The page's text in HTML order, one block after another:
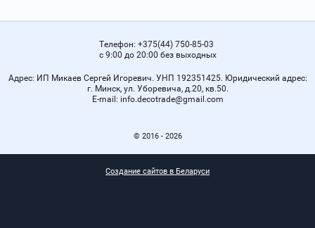
Телефон: +375(44) 750-85-03
с 9:00 до 20:00 без выходных
Адрес: ИП Микаев Сергей Игоревич. УНП 192351425. Юридический адрес:
г. Минск, ул. Уборевича, д.20, кв.50.
Е-mail: info.decotrade@gmail.com
© 2016 - 2026
Создание сайтов в Беларуси